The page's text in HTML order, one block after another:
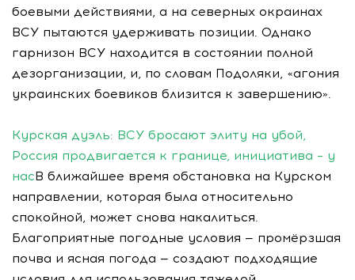
боевыми действиями, а на северных окраинах
ВСУ пытаются удерживать позиции. Однако
гарнизон ВСУ находится в состоянии полной
дезорганизации, и, по словам Подоляки, «агония
украинских боевиков близится к завершению».
Курская дуэль: ВСУ бросают элиту на убой,
Россия продвигается к границе, инициатива – у
насВ ближайшее время обстановка на Курском
направлении, которая была относительно
спокойной, может снова накалиться.
Благоприятные погодные условия — промёрзшая
почва и ясная погода — создают подходящие